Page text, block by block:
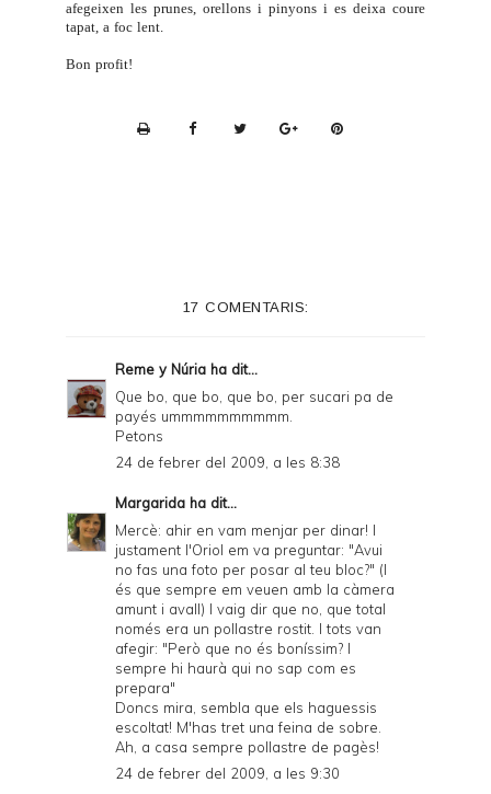
afegeixen les prunes, orellons i pinyons i es deixa coure
tapat, a foc lent.
Bon profit!
i
e
l
y
a
n
d
P
D
F
17 COMENTARIS:
Reme y Núria ha dit...
Que bo, que bo, que bo, per sucari pa de
payés ummmmmmmmmm.
Petons
24 de febrer del 2009, a les 8:38
Margarida ha dit...
Mercè: ahir en vam menjar per dinar! I
justament l'Oriol em va preguntar: "Avui
no fas una foto per posar al teu bloc?" (I
és que sempre em veuen amb la càmera
amunt i avall) I vaig dir que no, que total
només era un pollastre rostit. I tots van
afegir: "Però que no és boníssim? I
sempre hi haurà qui no sap com es
prepara"
Doncs mira, sembla que els haguessis
escoltat! M'has tret una feina de sobre.
Ah, a casa sempre pollastre de pagès!
24 de febrer del 2009, a les 9:30